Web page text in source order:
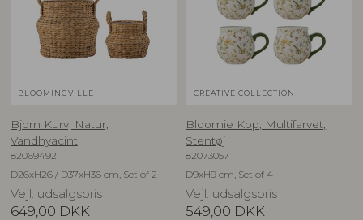
BLOOMINGVILLE
Bjorn Kurv, Natur,
Vandhyacint
82069492
D26xH26 / D37xH36 cm, Set of 2
Vejl. udsalgspris
649,00 DKK
CREATIVE COLLECTION
Bloomie Kop, Multifarvet,
Stentøj
82073057
D9xH9 cm, Set of 4
Vejl. udsalgspris
549,00 DKK